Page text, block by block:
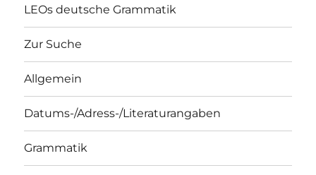
LEOs deutsche Grammatik
Zur Suche
Allgemein
Datums-/Adress-/Literaturangaben
Grammatik